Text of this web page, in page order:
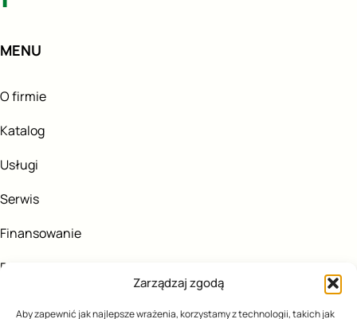
Zarządzaj zgodą
Aby zapewnić jak najlepsze wrażenia, korzystamy z technologii, takich jak
MENU
O firmie
Katalog
Usługi
Serwis
Finansowanie
Blog
KONTAKT